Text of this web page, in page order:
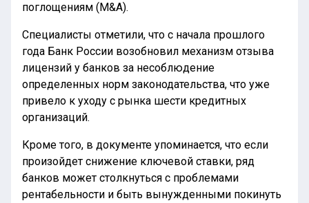
поглощениям (M&A).
Специалисты отметили, что с начала прошлого
года Банк России возобновил механизм отзыва
лицензий у банков за несоблюдение
определенных норм законодательства, что уже
привело к уходу с рынка шести кредитных
организаций.
Кроме того, в документе упоминается, что если
произойдет снижение ключевой ставки, ряд
банков может столкнуться с проблемами
рентабельности и быть вынужденными покинуть